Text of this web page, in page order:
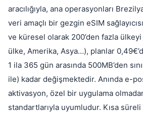
aracılığıyla, ana operasyonları
veri amaçlı bir gezgin eSIM
ve küresel olarak 200’den fazla
ülke, Amerika, Asya…), planlar
1 ila 365 gün arasında 500MB’den
ile) kadar değişmektedir. Anında e-
aktivasyon, özel bir uygulama
standartlarıyla uyumludur. Kısa